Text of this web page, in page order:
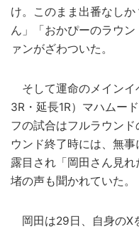
け。このまま出番なし
ん」「おかぴーのラウ
ァンがざわついた。
そして運命のメインイ
3R・延長1R）マハムー
フの試合はフルラウン
ウンド終了時には、無
露目され「岡田さん見
堵の声も聞かれていた。
岡田は29日、自身のX